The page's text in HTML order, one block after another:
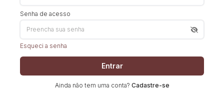
Senha de acesso
Esqueci a senha
Entrar
Ainda não tem uma conta? Cadastre-se